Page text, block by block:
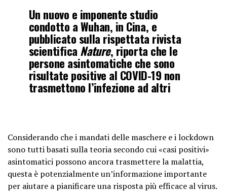
Un nuovo e imponente studio
condotto a Wuhan, in Cina, e
pubblicato sulla rispettata rivista
scientifica Nature, riporta che le
persone asintomatiche che sono
risultate positive al COVID-19 non
trasmettono l’infezione ad altri
Considerando che i mandati delle maschere e i lockdown
sono tutti basati sulla teoria secondo cui «casi positivi»
asintomatici possono ancora trasmettere la malattia,
questa è potenzialmente un’informazione importante
per aiutare a pianificare una risposta più efficace al virus.